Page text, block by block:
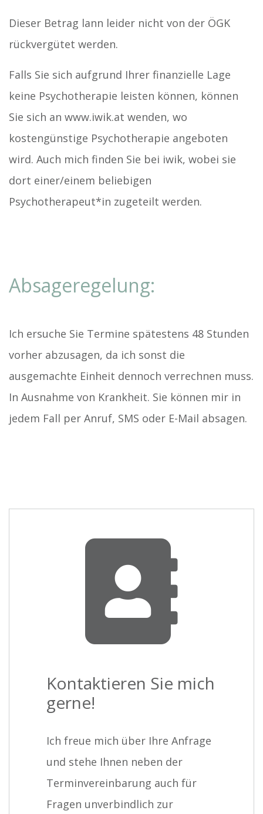
Dieser Betrag lann leider nicht von der ÖGK
rückvergütet werden.
Falls Sie sich aufgrund Ihrer finanzielle Lage
keine Psychotherapie leisten können, können
Sie sich an www.iwik.at wenden, wo
kostengünstige Psychotherapie angeboten
wird. Auch mich finden Sie bei iwik, wobei sie
dort einer/einem beliebigen
Psychotherapeut*in zugeteilt werden.
Absageregelung:
Ich ersuche Sie Termine spätestens 48 Stunden
vorher abzusagen, da ich sonst die
ausgemachte Einheit dennoch verrechnen muss.
In Ausnahme von Krankheit. Sie können mir in
jedem Fall per Anruf, SMS oder E-Mail absagen.
Kontaktieren Sie mich
gerne!
Ich freue mich über Ihre Anfrage
und stehe Ihnen neben der
Terminvereinbarung auch für
Fragen unverbindlich zur